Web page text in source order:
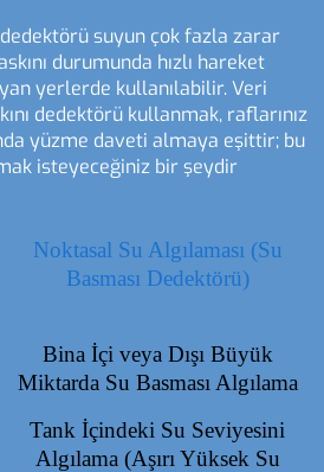
dedektörü suyun çok fazla zarar
durumunda hızlı hareket
yerlerde kullanılabilir. Veri
dedektörü kullanmak, raflarınız
yüzme daveti almaya eşittir; bu
isteyeceğiniz bir şeydir
Noktasal Su Algılaması (Su
Basması Dedektörü)
Bina İçi veya Dışı Büyük
Miktarda Su Basması Algılama
Tank İçindeki Su Seviyesini
Algılama (Aşırı Yüksek Su